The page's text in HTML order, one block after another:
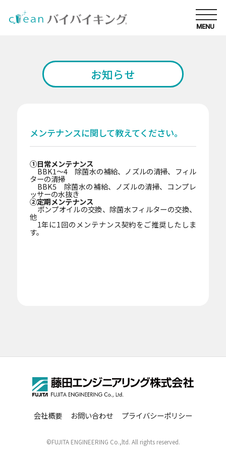
厳しい衛生管理が求められる環境に適したモデ
ル
MENU
お知らせ
メンテナンスに関して教えてください。
①日常メンテナンス
BBK1～4 除菌水の補給、ノズルの清掃、フィル
ターの清掃
BBK5 除菌水の補給、ノズルの清掃、コンプレ
ッサーの水抜き
②定期メンテナンス
ポンプオイルの交換、除菌水フィルターの交換、
他
1年に1回のメンテナンス契約をご推奨したしま
す。
会社概要 お問い合わせ プライバシーポリシー
©FUJITA ENGINEERING Co.,ltd. All rights reserved.